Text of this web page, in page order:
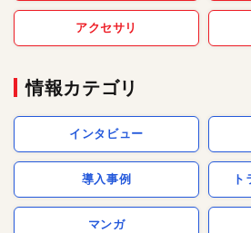
アクセサリ
情報カテゴリ
インタビュー
導入事例
マンガ